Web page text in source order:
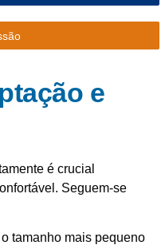
e
é crucial
Seguem-se
tamanho mais pequeno